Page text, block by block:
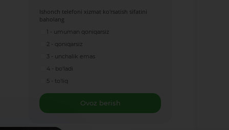
Ishonch telefoni xizmat ko'rsatish sifatini
baholang
1 - umuman qoniqarsiz
2 - qoniqarsiz
3 - unchalik emas
4 - bo'ladi
5 - to'liq
Ovoz berish